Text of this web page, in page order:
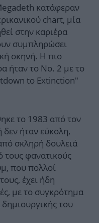
κατάφεραν
chart, μία
στην καριέρα
συμπληρώσει
σκηνή. Η πιο
ήταν το Νο. 2 με το
to Extinction"
το 1983 από τον
ήταν εύκολη,
σκληρή δουλειά
τους φανατικούς
που πολλοί
έχει ήδη
με το συγκρότημα
του